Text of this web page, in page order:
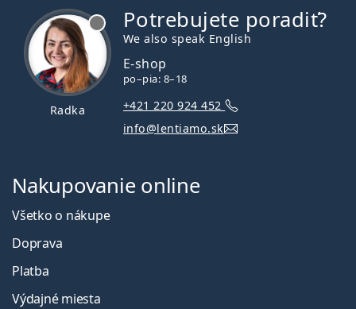
Radka
Potrebujete poradiť?
We also speak English
E-shop
po–pia: 8–18
+421 220 924 452
info@lentiamo.sk
Nakupovanie online
Všetko o nákupe
Doprava
Platba
Výdajné miesta